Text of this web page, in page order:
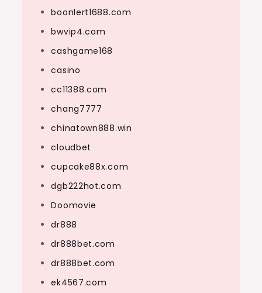
boonlert1688.com
bwvip4.com
cashgame168
casino
cc11388.com
chang7777
chinatown888.win
cloudbet
cupcake88x.com
dgb222hot.com
Doomovie
dr888
dr888bet.com
dr888bet.com
ek4567.com